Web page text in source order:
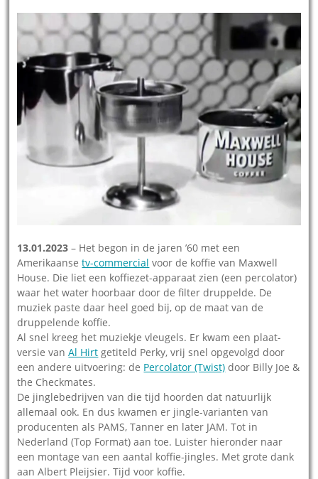
13.01.2023 – Het begon in de jaren ’60 met een
Amerikaansetv-commercial voor de koffie van Maxwell
House. Die liet een koffiezet-apparaat zien (een percolator)
waar het water hoorbaar door de filter druppelde. De
muziek paste daar heel goed bij, op de maat van de
druppelende koffie.
Al snel kreeg het muziekje vleugels. Er kwam een plaat-
versie vanAl Hirt getiteld Perky, vrij snel opgevolgd door
een andere uitvoering: de Percolator (Twist) door Billy Joe &
the Checkmates.
De jinglebedrijven van die tijd hoorden dat natuurlijk
allemaal ook. En dus kwamen er jingle-varianten van
producenten als PAMS, Tanner en later JAM. Tot in
Nederland (Top Format) aan toe. Luister hieronder naar
een montage van een aantal koffie-jingles. Met grote dank
aan Albert Pleijsier. Tijd voor koffie.